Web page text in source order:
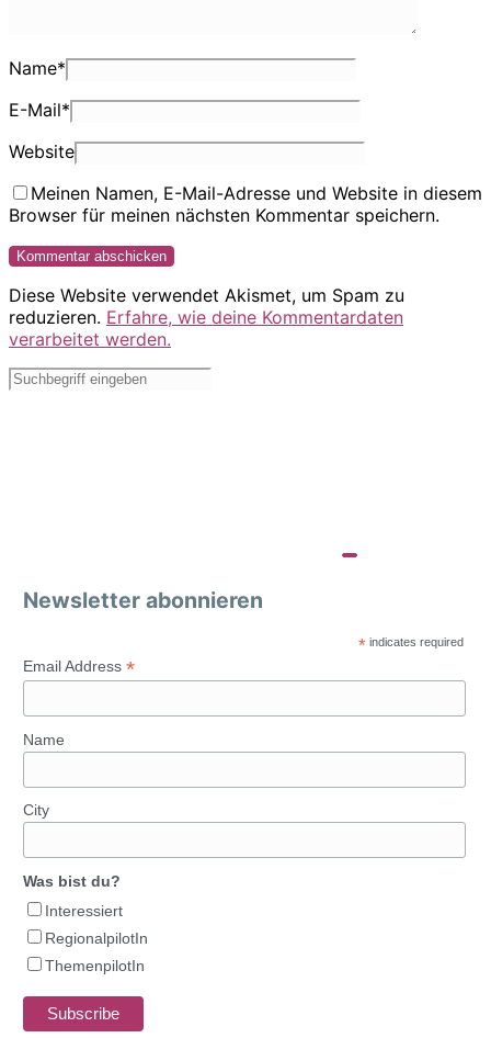
Name*
E-Mail*
Website
Meinen Namen, E-Mail-Adresse und Website in diesem
Browser für meinen nächsten Kommentar speichern.
Diese Website verwendet Akismet, um Spam zu
reduzieren. Erfahre, wie deine Kommentardaten
verarbeitet werden.
Newsletter abonnieren
* indicates required
Email Address *
Name
City
Was bist du?
Interessiert
RegionalpilotIn
ThemenpilotIn